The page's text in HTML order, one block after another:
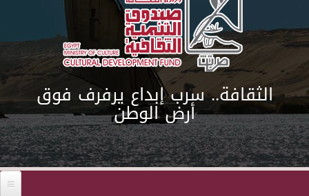
الثقافة.. سرب إبداع يرفرف فوق
أرض الوطن